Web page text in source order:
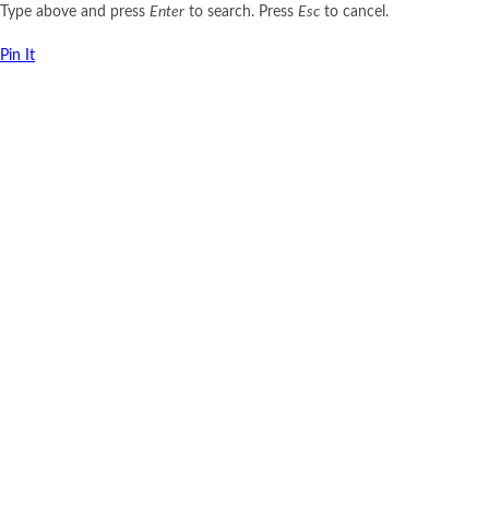
Type above and press Enter to search. Press Esc to cancel.
Pin It